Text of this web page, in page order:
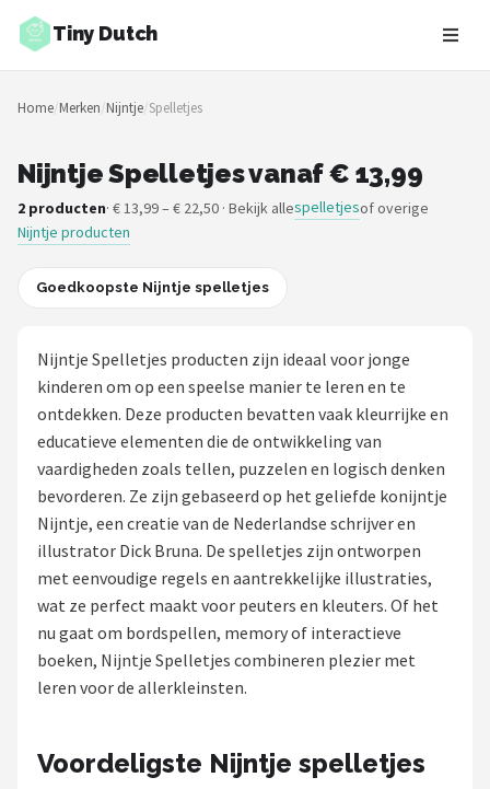
Tiny Dutch
Zoeken
NAVIGATIE
Merken
Blog
Knuffel Cadeaus
Babykleding Cadeaus
Blokken
Shop
Jollein
Chouette-Chouette
Happy Horse
Home/Merken/Nijntje/Spelletjes
Nijntje Spelletjes vanaf € 13,99
2 producten· € 13,99 – € 22,50 · Bekijk allespelletjesof overige
Nijntje producten
Goedkoopste Nijntje spelletjes
Nijntje Spelletjes producten zijn ideaal voor jonge
kinderen om op een speelse manier te leren en te
ontdekken. Deze producten bevatten vaak kleurrijke en
educatieve elementen die de ontwikkeling van
vaardigheden zoals tellen, puzzelen en logisch denken
bevorderen. Ze zijn gebaseerd op het geliefde konijntje
Nijntje, een creatie van de Nederlandse schrijver en
illustrator Dick Bruna. De spelletjes zijn ontworpen
met eenvoudige regels en aantrekkelijke illustraties,
wat ze perfect maakt voor peuters en kleuters. Of het
nu gaat om bordspellen, memory of interactieve
boeken, Nijntje Spelletjes combineren plezier met
leren voor de allerkleinsten.
Voordeligste Nijntje spelletjes